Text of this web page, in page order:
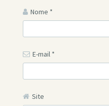
Nome *
E-mail *
Site